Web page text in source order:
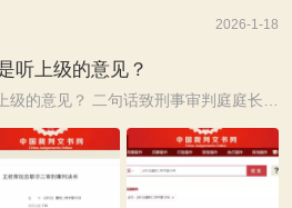
2026-1-18
听上级的意见？
法官是听律师的意见还是听上级的意见？ 二句话致刑事审判庭庭长的命，第一句话是： 一直未发现公诉机关提供的定罪证据中存在矛盾及来源不合法的 ...